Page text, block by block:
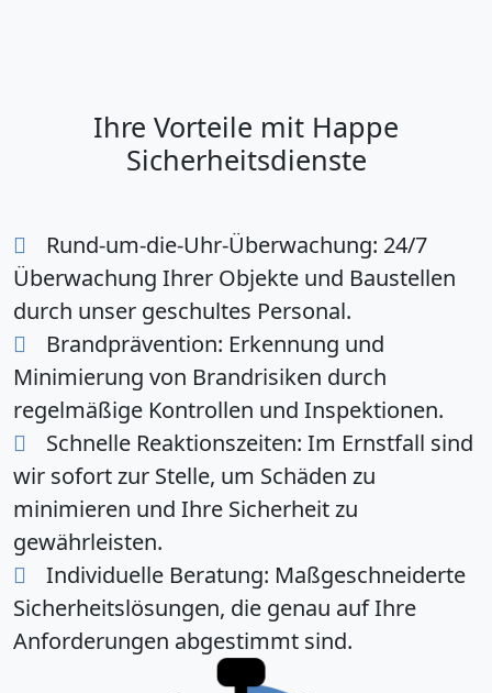
Ihre Vorteile mit Happe
Sicherheitsdienste
Rund-um-die-Uhr-Überwachung: 24/7
Überwachung Ihrer Objekte und Baustellen
durch unser geschultes Personal.
Brandprävention: Erkennung und
Minimierung von Brandrisiken durch
regelmäßige Kontrollen und Inspektionen.
Schnelle Reaktionszeiten: Im Ernstfall sind
wir sofort zur Stelle, um Schäden zu
minimieren und Ihre Sicherheit zu
gewährleisten.
Individuelle Beratung: Maßgeschneiderte
Sicherheitslösungen, die genau auf Ihre
Anforderungen abgestimmt sind.